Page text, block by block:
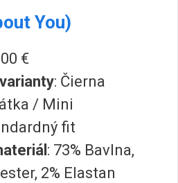
You)
€
: Čierna
/ Mini
fit
: 73% Bavlna,
2% Elastan